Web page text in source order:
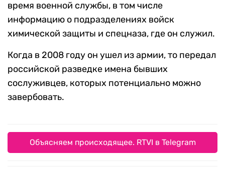
время военной службы, в том числе
информацию о подразделениях войск
химической защиты и спецназа, где он служил.
Когда в 2008 году он ушел из армии, то передал
российской разведке имена бывших
сослуживцев, которых потенциально можно
завербовать.
Объясняем происходящее. RTVI в Telegram